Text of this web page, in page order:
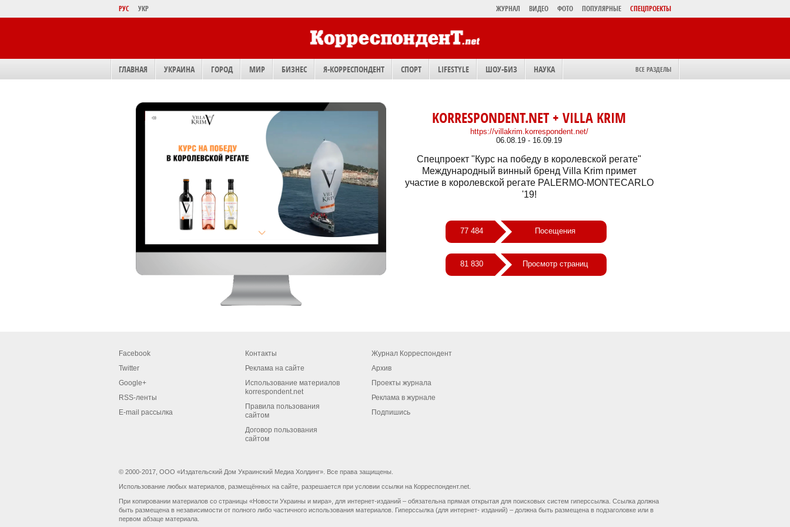
РУС УКР ЖУРНАЛ ВИДЕО ФОТО ПОПУЛЯРНЫЕ СПЕЦПРОЕКТЫ
ВСЕ РАЗДЕЛЫ
ГЛАВНАЯ УКРАИНА ГОРОД МИР БИЗНЕС Я-КОРРЕСПОНДЕНТ СПОРТ LIFESTYLE ШОУ-БИЗ НАУКА
KORRESPONDENT.NET + VILLA KRIM
https://villakrim.korrespondent.net/
06.08.19 - 16.09.19
Спецпроект "Курс на победу в королевской регате"
Международный винный бренд Villa Krim примет
участие в королевской регате PALERMO-MONTECARLO
'19!
77 484 Посещения
81 830 Просмотр страниц
Facebook
Twitter
Google+
RSS-ленты
E-mail рассылка
Контакты
Реклама на сайте
Использование материалов
korrespondent.net
Правила пользования
сайтом
Договор пользования
сайтом
Журнал Корреспондент
Архив
Проекты журнала
Реклама в журнале
Подпишись
© 2000-2017, ООО «Издательский Дом Украинский Медиа Холдинг». Все права защищены.
Использование любых материалов, размещённых на сайте, разрешается при условии ссылки на Корреспондент.net.
При копировании материалов со страницы «Новости Украины и мира», для интернет-изданий – обязательна прямая открытая для поисковых систем гиперссылка. Ссылка должна
быть размещена в независимости от полного либо частичного использования материалов. Гиперссылка (для интернет- изданий) – должна быть размещена в подзаголовке или в
первом абзаце материала.